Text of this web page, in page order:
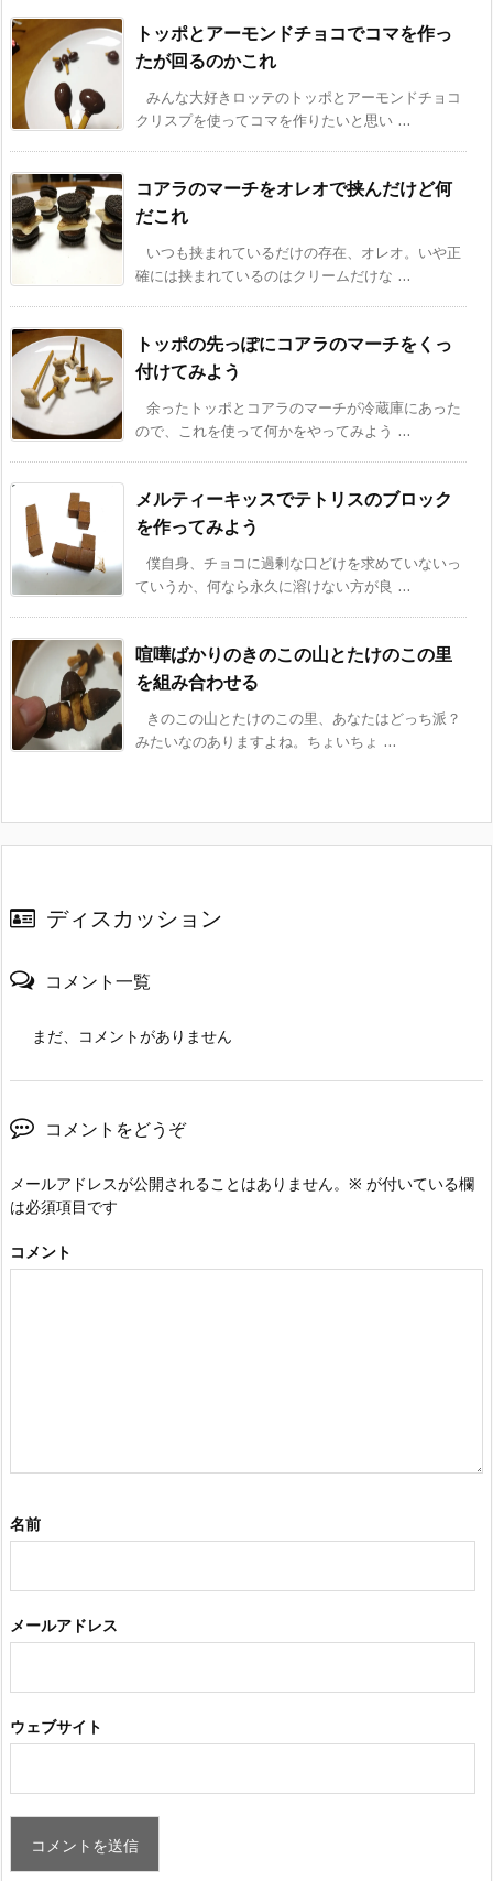
トッポとアーモンドチョコでコマを作っ
たが回るのかこれ
みんな大好きロッテのトッポとアーモンドチョコ
クリスプを使ってコマを作りたいと思い ...
コアラのマーチをオレオで挟んだけど何
だこれ
いつも挟まれているだけの存在、オレオ。いや正
確には挟まれているのはクリームだけな ...
トッポの先っぽにコアラのマーチをくっ
付けてみよう
余ったトッポとコアラのマーチが冷蔵庫にあった
ので、これを使って何かをやってみよう ...
メルティーキッスでテトリスのブロック
を作ってみよう
僕自身、チョコに過剰な口どけを求めていないっ
ていうか、何なら永久に溶けない方が良 ...
喧嘩ばかりのきのこの山とたけのこの里
を組み合わせる
きのこの山とたけのこの里、あなたはどっち派？
みたいなのありますよね。ちょいちょ ...
ディスカッション
コメント一覧
まだ、コメントがありません
コメントをどうぞ
メールアドレスが公開されることはありません。 ※ が付いている欄
は必須項目です
コメント
名前
メールアドレス
ウェブサイト